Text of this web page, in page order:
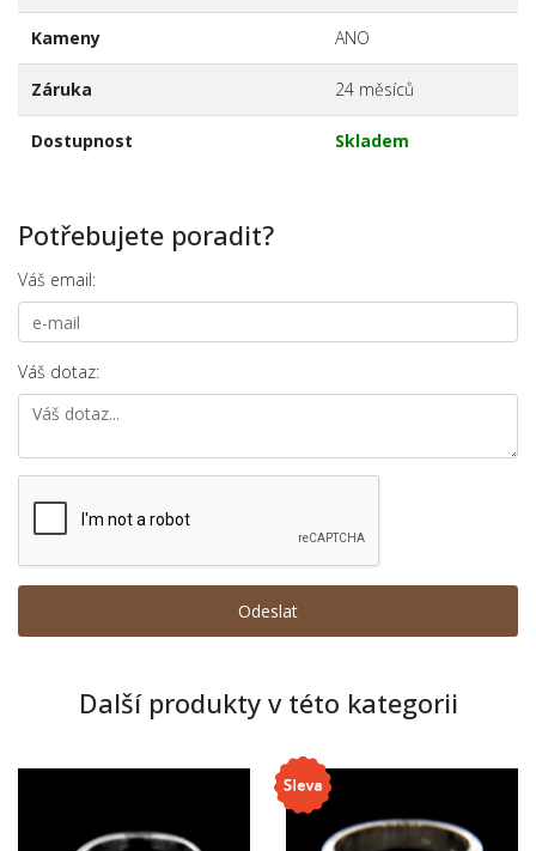
Kameny ANO
Záruka 24 měsíců
Dostupnost Skladem
Potřebujete poradit?
Váš email:
Váš dotaz:
Další produkty v této kategorii